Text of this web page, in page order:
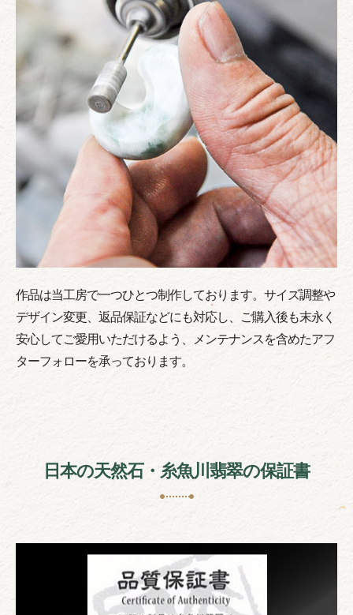
作品は当工房で一つひとつ制作しております。サイズ調整や
デザイン変更、返品保証などにも対応し、ご購入後も末永く
安心してご愛用いただけるよう、メンテナンスを含めたアフ
ターフォローを承っております。
日本の天然石・糸魚川翡翠の保証書